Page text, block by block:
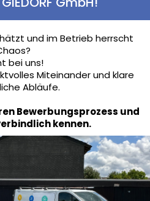
und im Betrieb herrscht
bei uns!
Miteinander und klare
Abläufe.
Bewerbungsprozess und
kennen.